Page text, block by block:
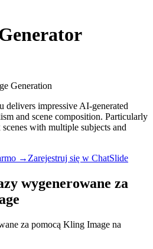
Generation
impressive AI-generated
and scene composition. Particularly
with multiple subjects and
→ Zarejestruj się w ChatSlide
wygenerowane za
za pomocą Kling Image na